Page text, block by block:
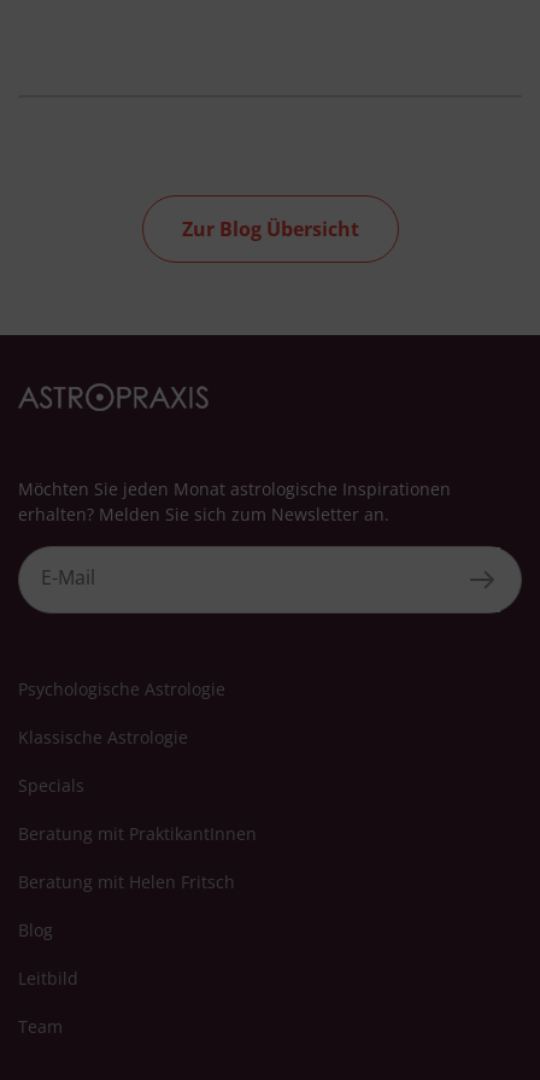
Zur Blog Übersicht
Möchten Sie jeden Monat astrologische Inspirationen
erhalten? Melden Sie sich zum Newsletter an.
Psychologische Astrologie
Klassische Astrologie
Specials
Beratung mit PraktikantInnen
Beratung mit Helen Fritsch
Blog
Leitbild
Team